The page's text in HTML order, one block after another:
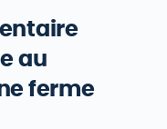
au
ferme